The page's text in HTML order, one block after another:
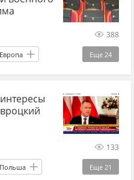
388
Еще 24
Европа
Украина.ру
помощь
133
Еще 21
Польша